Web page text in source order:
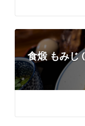
食煅 もみ